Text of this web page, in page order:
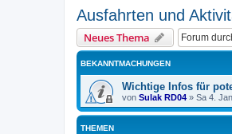
Ausfahrten und
Neues Thema
BEKANNTMACHUNGEN
Wichtige Infos für
von Sulak RD04 » Sa 4.
THEMEN